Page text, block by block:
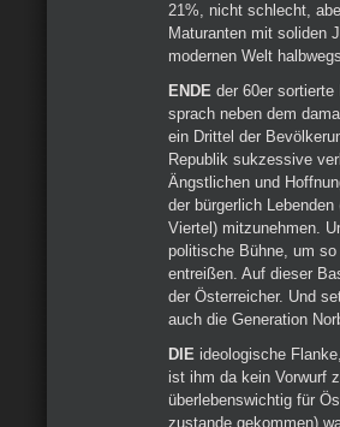
21%, nicht schlecht,
Maturanten mit soliden
modernen Welt
ENDE der 60er
sprach neben dem
ein Drittel der
Republik sukzessive
Ängstlichen und
der bürgerlich
Viertel) mitzunehmen.
politische Bühne, um
entreißen. Auf dieser
der Österreicher. Und
auch die Generation
DIE ideologische
ist ihm da kein Vorwurf
überlebenswichtig für
zustande gekommen)